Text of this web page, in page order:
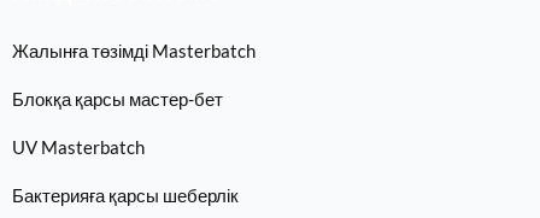
Жалынға төзімді Masterbatch
Блокқа қарсы мастер-бет
UV Masterbatch
Бактерияға қарсы шеберлік